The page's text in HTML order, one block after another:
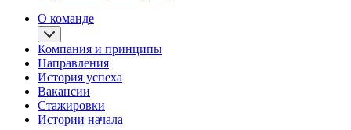
О команде
Компания и принципы
Направления
История успеха
Вакансии
Стажировки
Истории начала